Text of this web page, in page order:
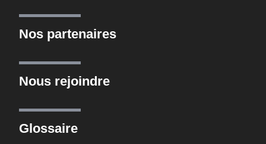
Nos partenaires
Nous rejoindre
Glossaire